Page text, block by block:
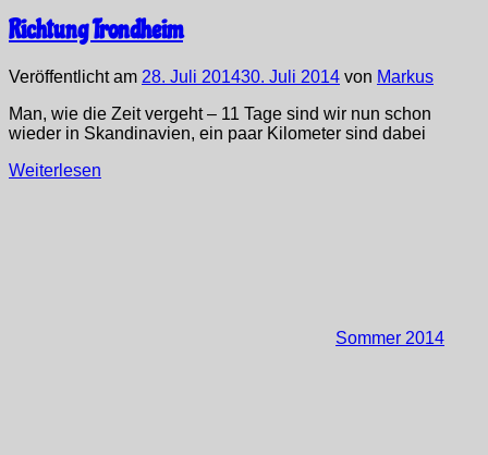
Richtung Trondheim
Veröffentlicht am 28. Juli 201430. Juli 2014 von Markus
Man, wie die Zeit vergeht – 11 Tage sind wir nun schon
wieder in Skandinavien, ein paar Kilometer sind dabei
Weiterlesen
Sommer 2014